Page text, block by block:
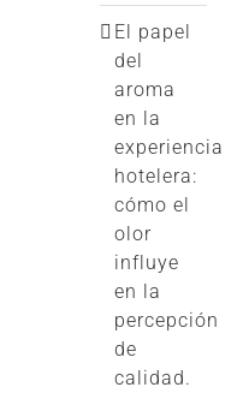
El papel
del
aroma
en la
experiencia
hotelera:
cómo el
olor
influye
en la
percepción
de
calidad.